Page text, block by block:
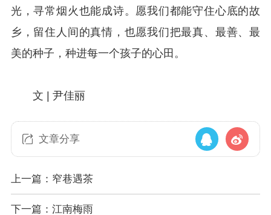
光，寻常烟火也能成诗。愿我们都能守住心底的故
乡，留住人间的真情，也愿我们把最真、最善、最
美的种子，种进每一个孩子的心田。
文 | 尹佳丽
文章分享
上一篇：窄巷遇茶
下一篇：江南梅雨